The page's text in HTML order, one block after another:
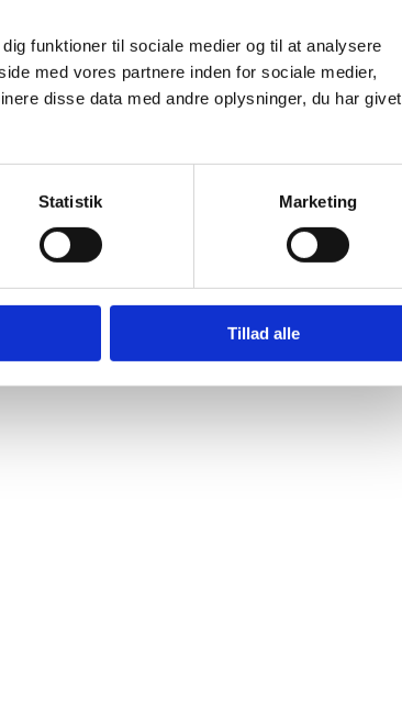
funktioner til sociale medier og til at analysere
med vores partnere inden for sociale medier,
disse data med andre oplysninger, du har givet
Statistik Marketing
Tillad alle